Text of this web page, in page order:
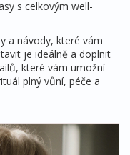
s celkovým well-
a návody, které vám
je ideálně a doplnit
které vám umožní
plný vůní, péče a